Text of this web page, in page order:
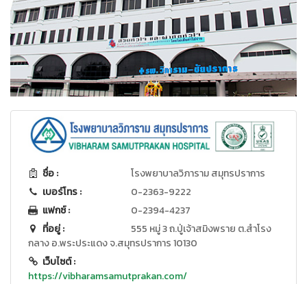
ชื่อ :
โรงพยาบาลวิภาราม สมุทรปราการ
เบอร์โทร :
0-2363-9222
แฟกซ์ :
0-2394-4237
ที่อยู่ :
555 หมู่ 3 ถ.ปู่เจ้าสมิงพราย ต.สำโรง
กลาง อ.พระประแดง จ.สมุทรปราการ 10130
เว็บไซต์ :
https://vibharamsamutprakan.com/